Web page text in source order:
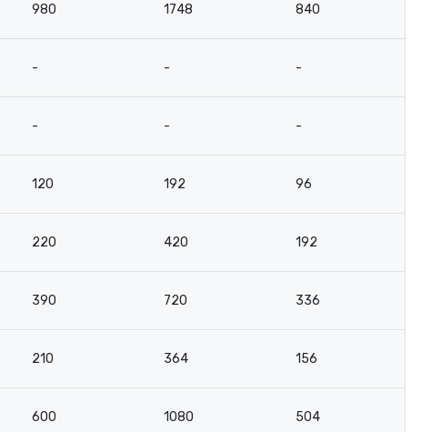
980 1748 840
- - -
- - -
120 192 96
220 420 192
390 720 336
210 364 156
600 1080 504